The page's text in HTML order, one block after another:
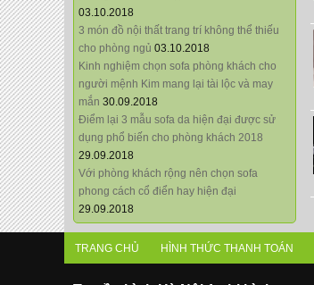
03.10.2018
3 món đồ nội thất trang trí không thể thiếu
cho phòng ngủ 03.10.2018
Kinh nghiệm chọn sofa phòng khách cho
người mệnh Kim mang lại tài lộc và may
mắn 30.09.2018
Điểm lại 3 mẫu sofa da hiện đại được sử
dụng phổ biến cho phòng khách 2018
29.09.2018
Với phòng khách rộng nên chọn sofa
phong cách cổ điển hay hiện đại
29.09.2018
TRANG CHỦ HÌNH THỨC THANH TOÁN